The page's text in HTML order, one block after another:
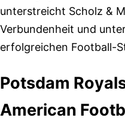
unterstreicht Scholz &
Verbundenheit und
erfolgreichen Football-
Potsdam
American